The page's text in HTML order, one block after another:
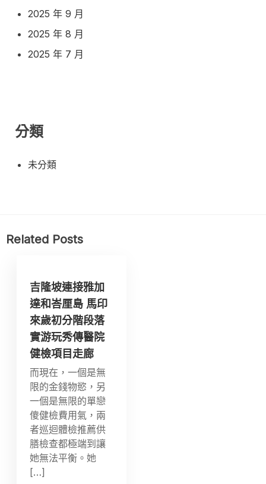
2025 年 9 月
2025 年 8 月
2025 年 7 月
分類
未分類
Related Posts
吉隆坡連接雅加
達和峇厘島 馬印
來歲初分階段落
實游玩秀傳醫院
健檢項目走廊
而現在，一個是無
限的金錢物慾，另
一個是無限的單戀
傻健檢費用氣，兩
者巡迴體檢推薦供
膳檢查都極端到讓
她無法平衡。她
[…]